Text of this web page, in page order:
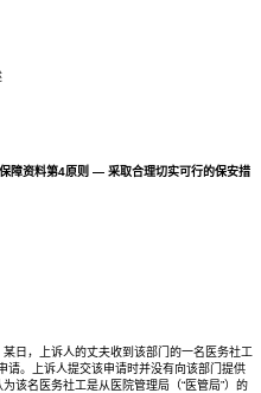
障资料第4原则 — 采取合理切实可行的保安措
某日，上诉人的丈夫收到该部门的一名医务社工
请。上诉人提交该申请时并没有向该部门提供
该名医务社工是从医院管理局（“医管局”）的